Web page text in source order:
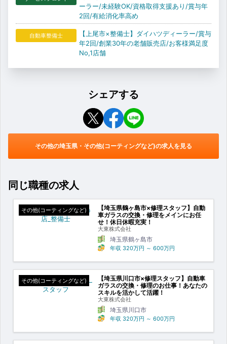
ーラー/未経験OK/資格取得支援あり/賞与年
2回/有給消化率高め
自動車整備士
【上尾市×整備士】ダイハツディーラー/賞与
年2回/創業30年の老舗販売店/お客様満足度
No,1店舗
シェアする
その他の埼玉県・その他(コーティングなど)の求人を見る
同じ職種の求人
その他(コーティングなど)
【埼玉県鶴ヶ島市×修理スタッフ】自動
車ガラスの交換・修理をメインにお任
せ！休日休暇充実！
大東株式会社
埼玉県鶴ヶ島市
年収 320万円 ～ 600万円
その他(コーティングなど)
【埼玉県川口市×修理スタッフ】自動車
ガラスの交換・修理のお仕事！あなたの
スキルを活かして活躍！
大東株式会社
埼玉県川口市
年収 320万円 ～ 600万円